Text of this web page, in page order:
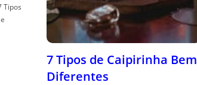
Tipos
7 Tipos de Caipirinha Bem
Diferentes